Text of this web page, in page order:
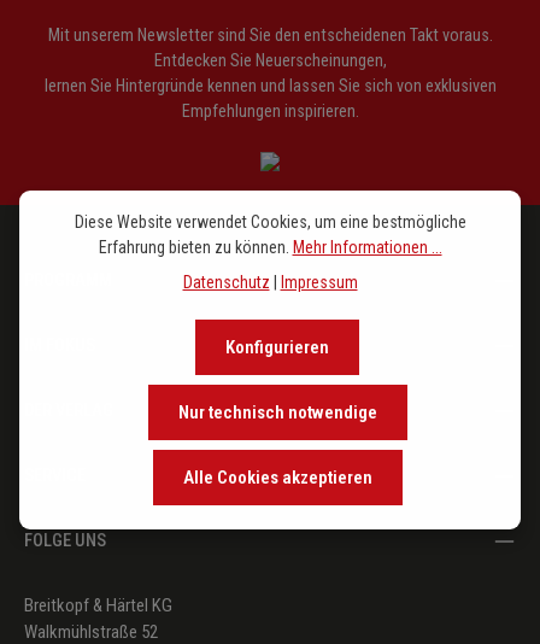
Mit unserem Newsletter sind Sie den entscheidenen Takt voraus.
Entdecken Sie Neuerscheinungen,
lernen Sie Hintergründe kennen und lassen Sie sich von exklusiven
Empfehlungen inspirieren.
FOLGE UNS
Breitkopf & Härtel KG
Walkmühlstraße 52
Diese Website verwendet Cookies, um eine bestmögliche
Erfahrung bieten zu können. Mehr Informationen ...
Datenschutz
Impressum
Nur technisch notwendige
Konfigurieren
Alle Cookies akzeptieren